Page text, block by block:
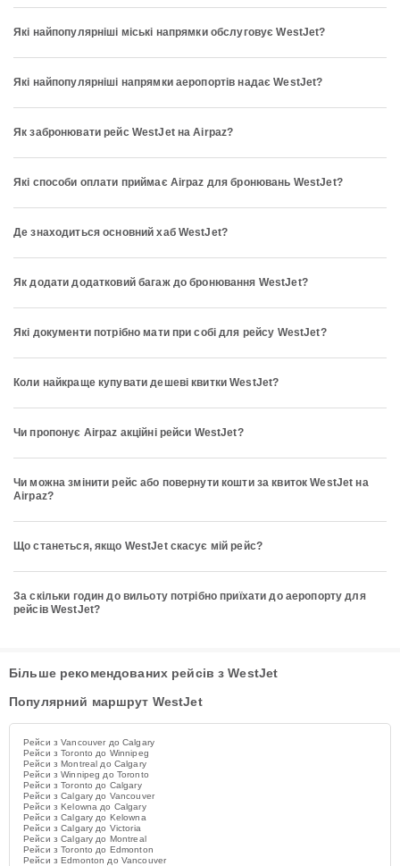
Які найпопулярніші міські напрямки обслуговує WestJet?
Які найпопулярніші напрямки аеропортів надає WestJet?
Як забронювати рейс WestJet на Airpaz?
Які способи оплати приймає Airpaz для бронювань WestJet?
Де знаходиться основний хаб WestJet?
Як додати додатковий багаж до бронювання WestJet?
Які документи потрібно мати при собі для рейсу WestJet?
Коли найкраще купувати дешеві квитки WestJet?
Чи пропонує Airpaz акційні рейси WestJet?
Чи можна змінити рейс або повернути кошти за квиток WestJet на
Airpaz?
Що станеться, якщо WestJet скасує мій рейс?
За скільки годин до вильоту потрібно приїхати до аеропорту для
рейсів WestJet?
Більше рекомендованих рейсів з WestJet
Популярний маршрут WestJet
Рейси з Vancouver до Calgary
Рейси з Toronto до Winnipeg
Рейси з Montreal до Calgary
Рейси з Winnipeg до Toronto
Рейси з Toronto до Calgary
Рейси з Calgary до Vancouver
Рейси з Kelowna до Calgary
Рейси з Calgary до Kelowna
Рейси з Calgary до Victoria
Рейси з Calgary до Montreal
Рейси з Toronto до Edmonton
Рейси з Edmonton до Vancouver